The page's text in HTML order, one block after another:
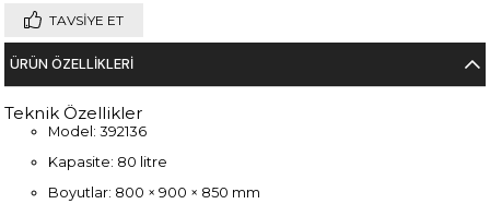
TAVSIYE ET
ÜRÜN ÖZELLIKLERI
Teknik Özellikler
Model: 392136
Kapasite: 80 litre
Boyutlar: 800 × 900 × 850 mm